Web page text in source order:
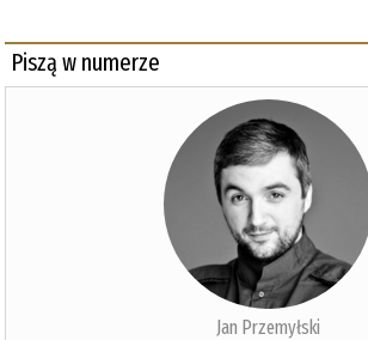
Piszą w numerze
Jan Przemyłski